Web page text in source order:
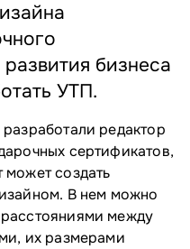
бизнеса
УТП.
редактор
сертификатов,
создать
В нем можно
между
их размерами